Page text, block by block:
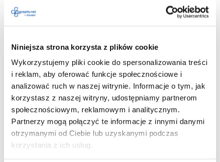
Niniejsza strona korzysta z plików cookie
Wykorzystujemy pliki cookie do spersonalizowania treści
i reklam, aby oferować funkcje społecznościowe i
analizować ruch w naszej witrynie. Informacje o tym, jak
korzystasz z naszej witryny, udostępniamy partnerom
społecznościowym, reklamowym i analitycznym.
Partnerzy mogą połączyć te informacje z innymi danymi
otrzymanymi od Ciebie lub uzyskanymi podczas
korzystania z ich usług.
przeciwieństwie do pigułek dwuskładnikowych, które nie
muszą być przyjmowane punktualnie, dopuszczalne jest
metoda antykoncepcji rekomendowana kobietom, które
mają problemy z systematycznością i skłonność do
zapominania o różnych obowiązkach. Nawet kilkugodzinne
opóźnienie w przyjęciu kolejnej dawki minipigułek może
skutkować znacznym obniżeniem skuteczności
antykoncepcji hormonalnej.
Po jakim czasie działają tabletki
antykoncepcyjne
jednoskładnikowe?